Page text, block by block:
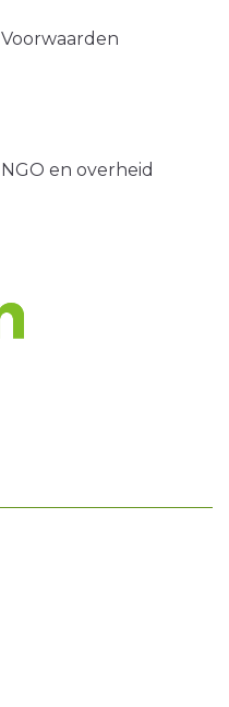
Voorwaarden
NGO en overheid